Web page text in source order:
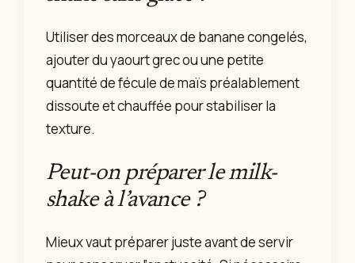
Utiliser des morceaux de banane congelés,
ajouter du yaourt grec ou une petite
quantité de fécule de maïs préalablement
dissoute et chauffée pour stabiliser la
texture.
Peut-on préparer le milk-
shake à l’avance ?
Mieux vaut préparer juste avant de servir